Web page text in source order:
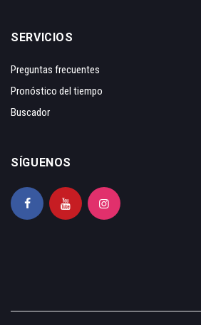
SERVICIOS
Preguntas frecuentes
Pronóstico del tiempo
Buscador
SÍGUENOS